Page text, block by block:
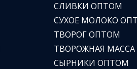
СЛИВКИ ОПТОМ
СУХОЕ МОЛОКО
ТВОРОГ ОПТОМ
ТВОРОЖНАЯ
СЫРНИКИ ОПТОМ